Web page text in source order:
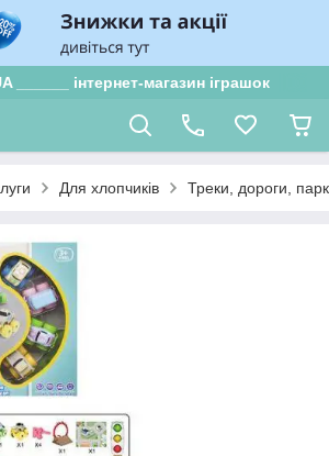
______ інтернет-магазин іграшок
Для хлопчиків Треки, дороги,